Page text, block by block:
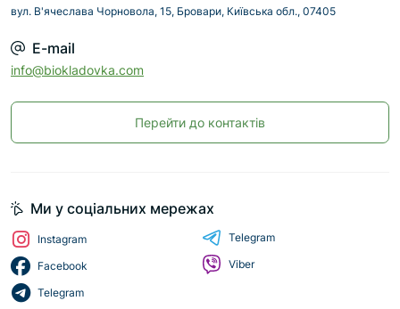
вул. В'ячеслава Чорновола, 15, Бровари, Київська обл., 07405
E-mail
info@biokladovka.com
Перейти до контактів
Ми у соціальних мережах
Instagram
Facebook
Telegram
Telegram
Viber